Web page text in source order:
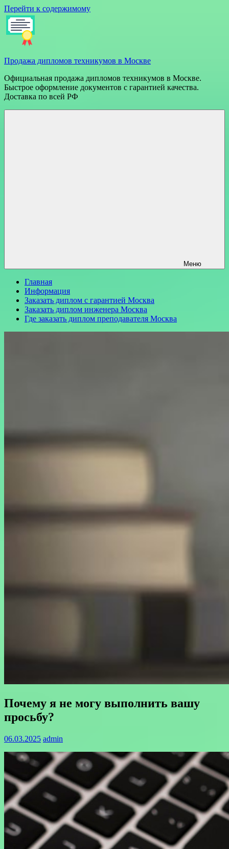
Перейти к содержимому
Продажа дипломов техникумов в Москве
Официальная продажа дипломов техникумов в Москве.
Быстрое оформление документов с гарантией качества.
Доставка по всей РФ
Меню
Главная
Информация
Заказать диплом с гарантией Москва
Заказать диплом инженера Москва
Где заказать диплом преподавателя Москва
Почему я не могу выполнить вашу
просьбу?
06.03.2025 admin